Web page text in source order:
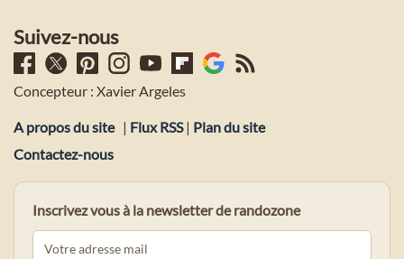
Suivez-nous
Concepteur : Xavier Argeles
A propos du site | Flux RSS| Plan du site
Contactez-nous
Inscrivez vous à la newsletter de randozone